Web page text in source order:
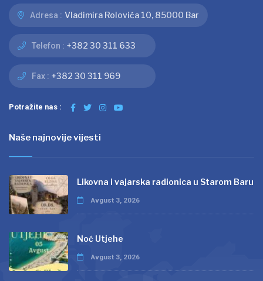
Adresa : Vladimira Rolovića 10, 85000 Bar
Telefon : +382 30 311 633
Fax : +382 30 311 969
Potražite nas :
Naše najnovije vijesti
Likovna i vajarska radionica u Starom Baru
Avgust 3, 2026
Noć Utjehe
Avgust 3, 2026